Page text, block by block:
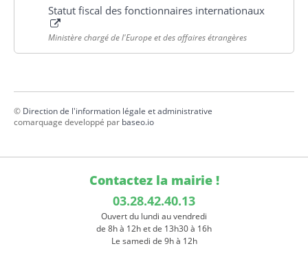
Statut fiscal des fonctionnaires internationaux
Ministère chargé de l'Europe et des affaires étrangères
© Direction de l'information légale et administrative
comarquage developpé par baseo.io
Contactez la mairie !
03.28.42.40.13
Ouvert du lundi au vendredi
de 8h à 12h et de 13h30 à 16h
Le samedi de 9h à 12h